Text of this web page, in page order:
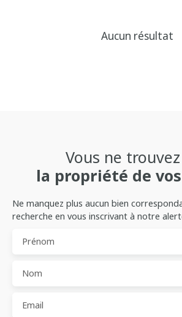
Aucun résultat
Vous ne
la propriété de
Ne manquez plus aucun bien
recherche en vous inscrivant à notre
Prénom
Nom
Email